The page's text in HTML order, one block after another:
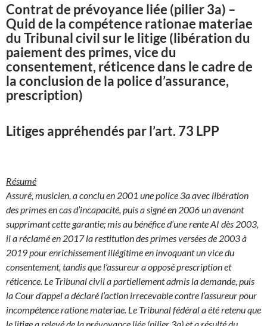
Contrat de prévoyance liée (pilier 3a) –
Quid de la compétence rationae materiae
du Tribunal civil sur le litige (libération du
paiement des primes, vice du
consentement, réticence dans le cadre de
la conclusion de la police d’assurance,
prescription)
Litiges appréhendés par l’art. 73 LPP
Résumé
Assuré, musicien, a conclu en 2001 une police 3a avec libération
des primes en cas d’incapacité, puis a signé en 2006 un avenant
supprimant cette garantie; mis au bénéfice d’une rente AI dès 2003,
il a réclamé en 2017 la restitution des primes versées de 2003 à
2019 pour enrichissement illégitime en invoquant un vice du
consentement, tandis que l’assureur a opposé prescription et
réticence. Le Tribunal civil a partiellement admis la demande, puis
la Cour d’appel a déclaré l’action irrecevable contre l’assureur pour
incompétence ratione materiae. Le Tribunal fédéral a été retenu que
le litige a relevé de la prévoyance liée (pilier 3a) et a résulté du